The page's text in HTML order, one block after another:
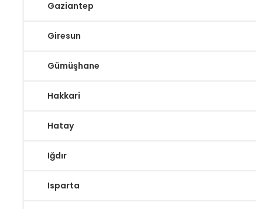
Gaziantep
Giresun
Gümüşhane
Hakkari
Hatay
Iğdır
Isparta